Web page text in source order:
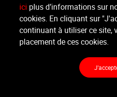
ici plus d’informations sur
cookies. En cliquant sur
continuant à utiliser ce site,
placement de ces cookies.